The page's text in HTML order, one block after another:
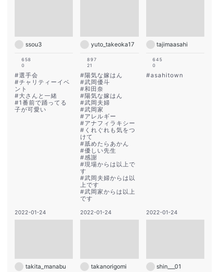
ssou3
658
0
#選手会
#チャリティーイベ
ント
#大さんと一緒
#1番前で踊ってる
子が可愛い
yuto_takeoka17
897
21
#陽気な嫁はん
#武岡優斗
#和田奈
#陽気な嫁はん
#武岡夫婦
#武岡家
#アレルギー
#アナフィラキシー
# くれぐれも気をつ
けて
#舐めたらあかん
#優しい先生
#感謝
#現場からは以上で
す
#武岡夫婦からは以
上です
#武岡家からは以上
です
tajimaasahi
645
0
#asahitown
2022-01-24
takita_manabu
2022-01-24
takanorigomi
2022-01-24
shin___01